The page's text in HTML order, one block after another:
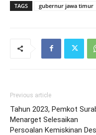
TAGS gubernur jawa timur
Previous article
Tahun 2023, Pemkot
Menarget Selesaikan
Persoalan Kemiskinan